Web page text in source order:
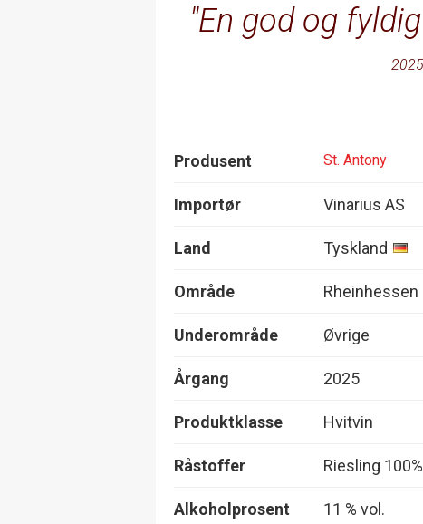
En god og
Produsent St. Antony
Importør Vinarius AS
Land Tyskland
Område Rheinhessen
Underområde Øvrige
Årgang 2025
Produktklasse Hvitvin
Råstoffer Riesling 100%
Alkoholprosent 11 % vol.